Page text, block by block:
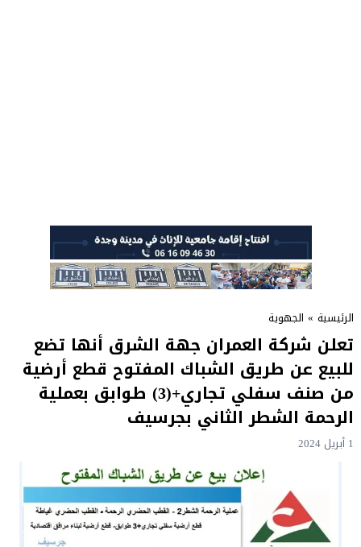
الرئيسية » الجهوية
تعلن شركة العمران جهة الشرق أنها تضع
للبيع عن طريق الشباك المفتوح قطع أرضية
من صنف سفلي تجاري+(3) طوابق بعملية
الرحمة الشطر الثاني بجرسيف
1 أبريل 2024